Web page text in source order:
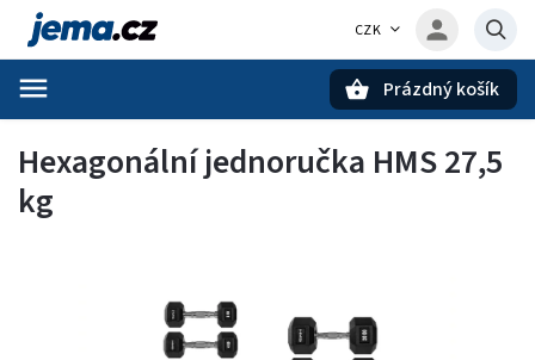
CZK
Prázdný košík
Hexagonální jednoručka HMS 27,5
kg